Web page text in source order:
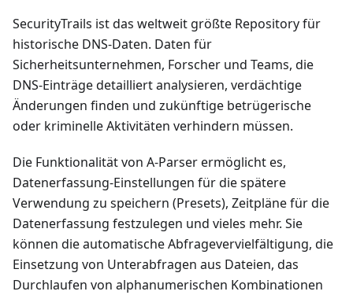
SecurityTrails ist das weltweit größte Repository für
historische DNS-Daten. Daten für
Sicherheitsunternehmen, Forscher und Teams, die
DNS-Einträge detailliert analysieren, verdächtige
Änderungen finden und zukünftige betrügerische
oder kriminelle Aktivitäten verhindern müssen.
Die Funktionalität von A-Parser ermöglicht es,
Datenerfassung-Einstellungen für die spätere
Verwendung zu speichern (Presets), Zeitpläne für die
Datenerfassung festzulegen und vieles mehr. Sie
können die automatische Abfragevervielfältigung, die
Einsetzung von Unterabfragen aus Dateien, das
Durchlaufen von alphanumerischen Kombinationen